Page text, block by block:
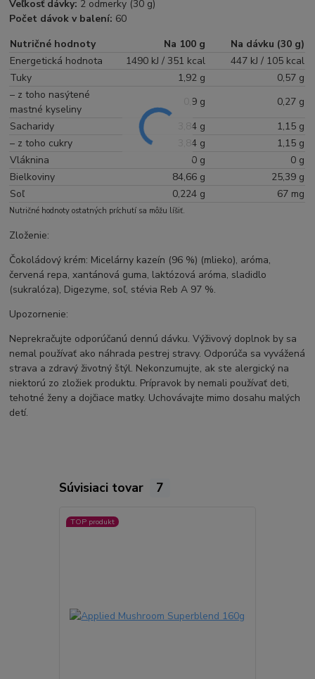
Veľkosť dávky: 2 odmerky (30 g)
Počet dávok v balení: 60
Nutričné hodnoty
Na 100 g
Na dávku (30 g)
Energetická hodnota
1490 kJ / 351 kcal
447 kJ / 105 kcal
Tuky
1,92 g
0,57 g
– z toho nasýtené
mastné kyseliny
0,9 g
0,27 g
Sacharidy
3,84 g
1,15 g
– z toho cukry
3,84 g
1,15 g
Vláknina
0 g
0 g
Bielkoviny
84,66 g
25,39 g
Soľ
0,224 g 67 mg
Nutričné hodnoty ostatných príchutí sa môžu líšiť.
Zloženie:
Čokoládový krém: Micelárny kazeín (96 %) (mlieko), aróma,
červená repa, xantánová guma, laktózová aróma, sladidlo
(sukralóza), Digezyme, soľ, stévia Reb A 97 %.
Upozornenie:
Neprekračujte odporúčanú dennú dávku. Výživový doplnok by sa
nemal používať ako náhrada pestrej stravy. Odporúča sa vyvážená
strava a zdravý životný štýl. Nekonzumujte, ak ste alergický na
niektorú zo zložiek produktu. Prípravok by nemali používať deti,
tehotné ženy a dojčiace matky. Uchovávajte mimo dosahu malých
detí.
Súvisiaci tovar 7
TOP produkt